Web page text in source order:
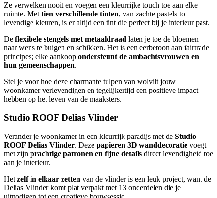
Ze verwelken nooit en voegen een kleurrijke touch toe aan elke
ruimte. Met tien verschillende tinten, van zachte pastels tot
levendige kleuren, is er altijd een tint die perfect bij je interieur past.
De flexibele stengels met metaaldraad laten je toe de bloemen
naar wens te buigen en schikken. Het is een eerbetoon aan fairtrade
principes; elke aankoop ondersteunt de ambachtsvrouwen en
hun gemeenschappen.
Stel je voor hoe deze charmante tulpen van wolvilt jouw
woonkamer verlevendigen en tegelijkertijd een positieve impact
hebben op het leven van de maaksters.
Studio ROOF Delias Vlinder
Verander je woonkamer in een kleurrijk paradijs met de Studio
ROOF Delias Vlinder. Deze papieren 3D wanddecoratie voegt
met zijn prachtige patronen en fijne details direct levendigheid toe
aan je interieur.
Het zelf in elkaar zetten van de vlinder is een leuk project, want de
Delias Vlinder komt plat verpakt met 13 onderdelen die je
uitnodigen tot een creatieve bouwsessie.